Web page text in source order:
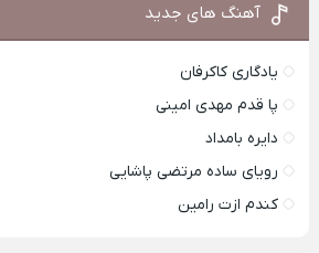
آهنگ های جدید
یادگاری کاکرفان
پا قدم مهدی امینی
دایره بامداد
رویای ساده مرتضی پاشایی
کندم ازت رامین